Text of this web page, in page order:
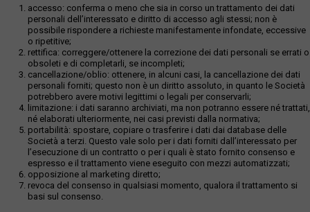
accesso: conferma o meno che sia in corso un trattamento dei dati
personali dell’interessato e diritto di accesso agli stessi; non è
possibile rispondere a richieste manifestamente infondate, eccessive
o ripetitive;
rettifica: correggere/ottenere la correzione dei dati personali se errati o
obsoleti e di completarli, se incompleti;
cancellazione/oblio: ottenere, in alcuni casi, la cancellazione dei dati
personali forniti; questo non è un diritto assoluto, in quanto le Società
potrebbero avere motivi legittimi o legali per conservarli;
limitazione: i dati saranno archiviati, ma non potranno essere né trattati,
né elaborati ulteriormente, nei casi previsti dalla normativa;
portabilità: spostare, copiare o trasferire i dati dai database delle
Società a terzi. Questo vale solo per i dati forniti dall’interessato per
l’esecuzione di un contratto o per i quali è stato fornito consenso e
espresso e il trattamento viene eseguito con mezzi automatizzati;
opposizione al marketing diretto;
revoca del consenso in qualsiasi momento, qualora il trattamento si
basi sul consenso.